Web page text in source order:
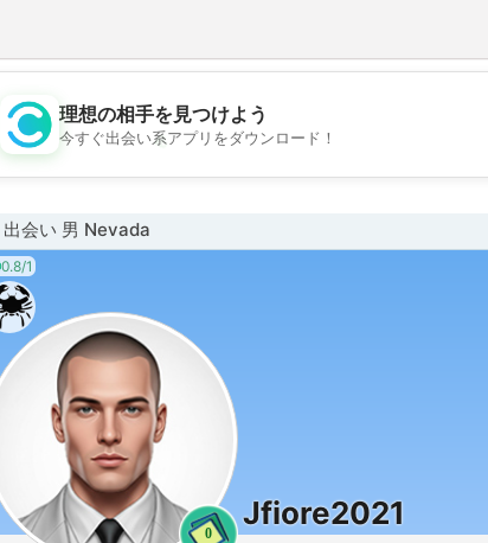
💖
理想の相手を見つけよう
今すぐ出会い系アプリをダウンロード！
出会い 男 Nevada
0.8/1
0
Jfiore2021